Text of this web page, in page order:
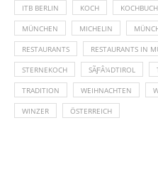
ITB BERLIN KOCH KOCHBUCH
MÜNCHEN MICHELIN
RESTAURANTS RESTAURANTS IN
STERNEKOCH SÃƑÂ¼DTIROL
TRADITION WEIHNACHTEN
WINZER ÖSTERREICH